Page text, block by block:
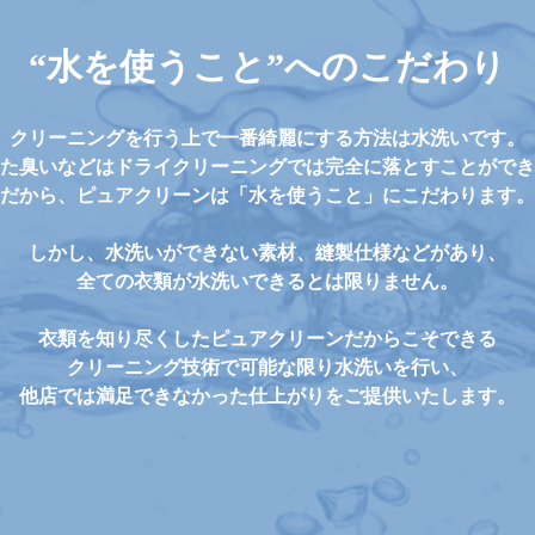
“水を使うこと”へのこだわり
クリーニングを行う上で一番綺麗にする方法は水洗いです。
臭いなどはドライクリーニングでは完全に落とすことがで
だから、ピュアクリーンは「水を使うこと」にこだわります。
しかし、水洗いができない素材、縫製仕様などがあり、
全ての衣類が水洗いできるとは限りません。
衣類を知り尽くしたピュアクリーンだからこそできる
クリーニング技術で可能な限り水洗いを行い、
他店では満足できなかった仕上がりをご提供いたします。​​​​​​​